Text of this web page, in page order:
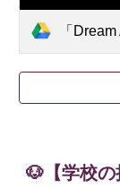
「
🐶【学校